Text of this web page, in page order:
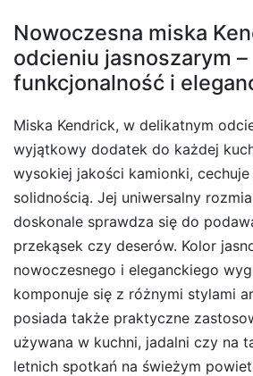
Nowoczesna miska
odcieniu jasnoszarym –
funkcjonalność i
Miska Kendrick, w delikatnym
wyjątkowy dodatek do każdej
wysokiej jakości kamionki, cechuje
solidnością. Jej uniwersalny
doskonale sprawdza się do
przekąsek czy deserów. Kolor
nowoczesnego i eleganckiego
komponuje się z różnymi stylami
posiada także praktyczne
używana w kuchni, jadalni czy na
letnich spotkań na świeżym